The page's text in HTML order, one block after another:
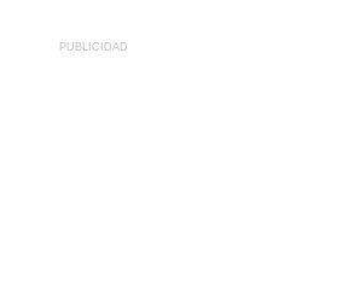
PUBLICIDAD